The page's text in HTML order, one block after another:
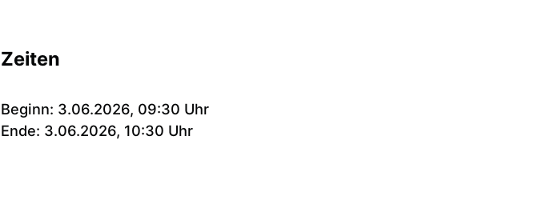
Zeiten
Beginn: 3.06.2026, 09:30 Uhr
Ende: 3.06.2026, 10:30 Uhr